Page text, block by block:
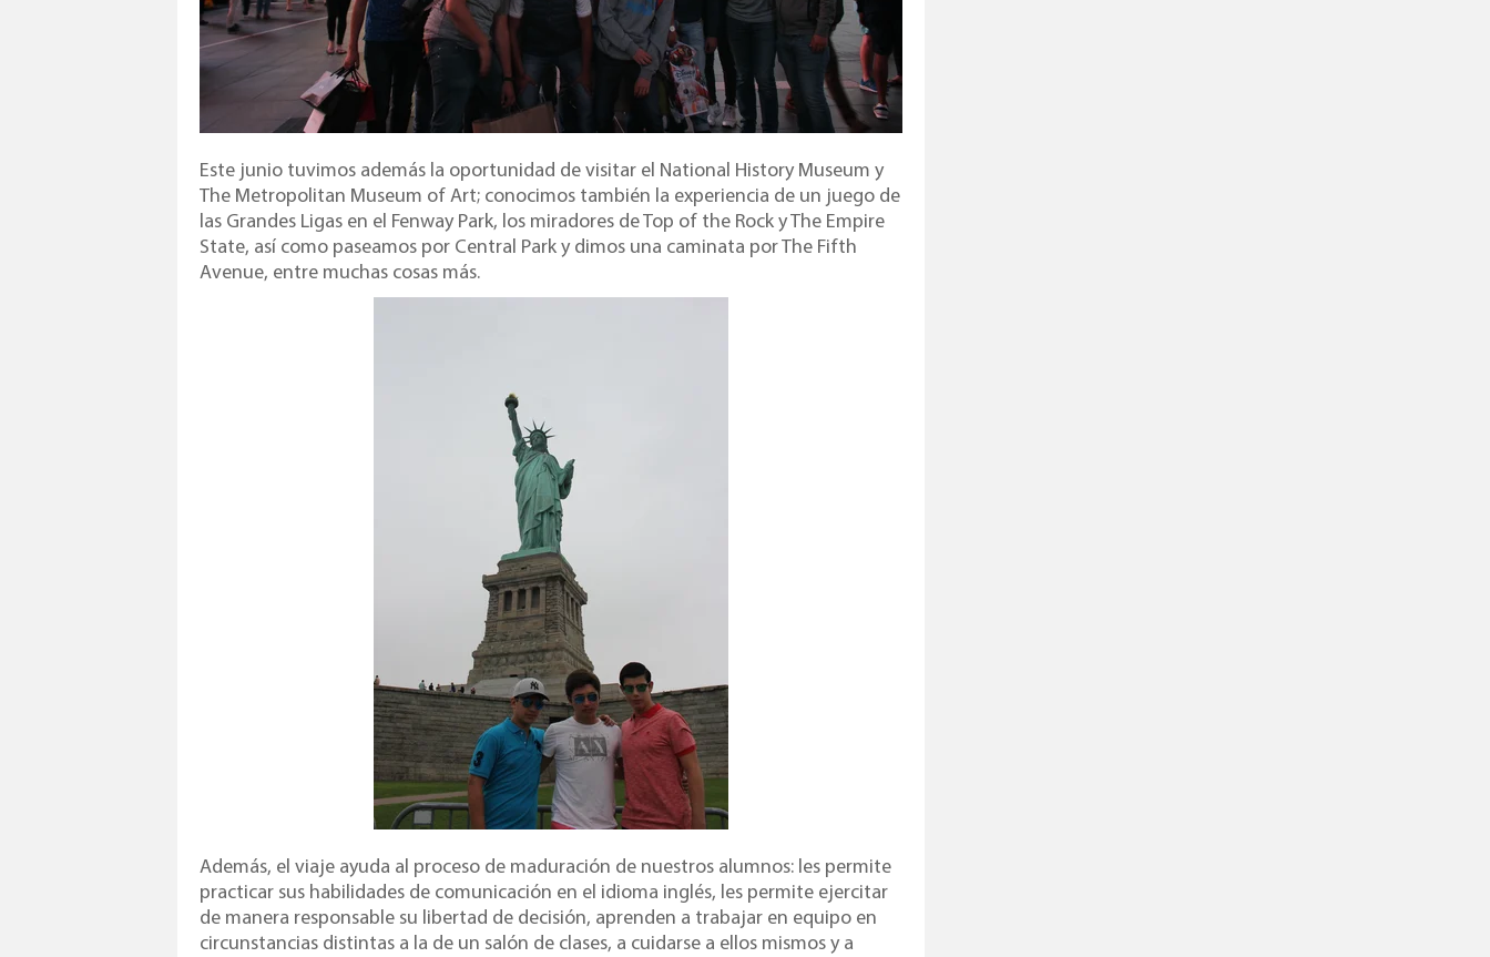
Este junio tuvimos además la oportunidad de visitar el National History Museum y
The Metropolitan Museum of Art; conocimos también la experiencia de un juego de
las Grandes Ligas en el Fenway Park, los miradores de Top of the Rock y The Empire
State, así como paseamos por Central Park y dimos una caminata por The Fifth
Avenue, entre muchas cosas más.
Además, el viaje ayuda al proceso de maduración de nuestros alumnos: les permite
practicar sus habilidades de comunicación en el idioma inglés, les permite ejercitar
de manera responsable su libertad de decisión, aprenden a trabajar en equipo en
circunstancias distintas a la de un salón de clases, a cuidarse a ellos mismos y a